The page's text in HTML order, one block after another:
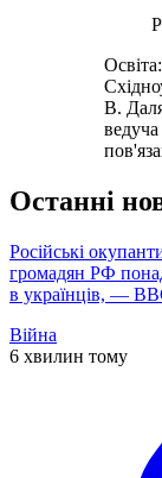
В.
Останні
Російські
громадян РФ
в українців, —
Війна
6 хвилин тому